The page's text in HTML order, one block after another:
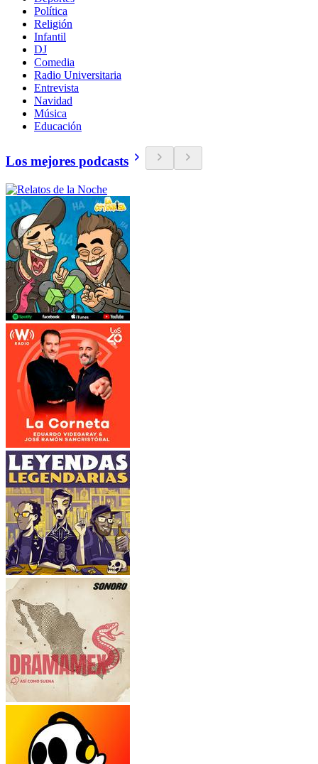
Política
Religión
Infantil
DJ
Comedia
Radio Universitaria
Entrevista
Navidad
Música
Educación
Los mejores podcasts